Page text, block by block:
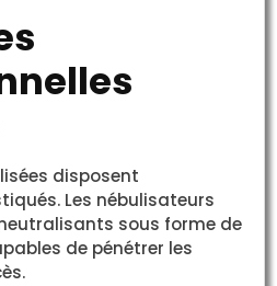
disposent
Les nébulisateurs
sous forme de
de pénétrer les